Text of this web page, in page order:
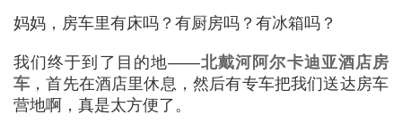
妈妈，房车里有床吗？有厨房吗？有冰箱吗？
我们终于到了目的地——北戴河阿尔卡迪亚酒店房
车 ，首先在酒店里休息，然后有专车把我们送达房车
营地啊，真是太方便了。